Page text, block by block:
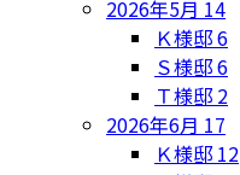
2026年5月 14
Ｋ様邸6
Ｓ様邸6
Ｔ様邸 2
2026年6月 17
Ｋ様邸 12